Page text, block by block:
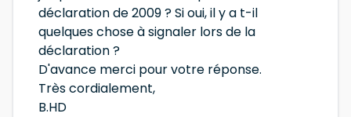
déclaration de 2009 ? Si oui, il y a t-il
quelques chose à signaler lors de la
déclaration ?
D'avance merci pour votre réponse.
Très cordialement,
B.HD